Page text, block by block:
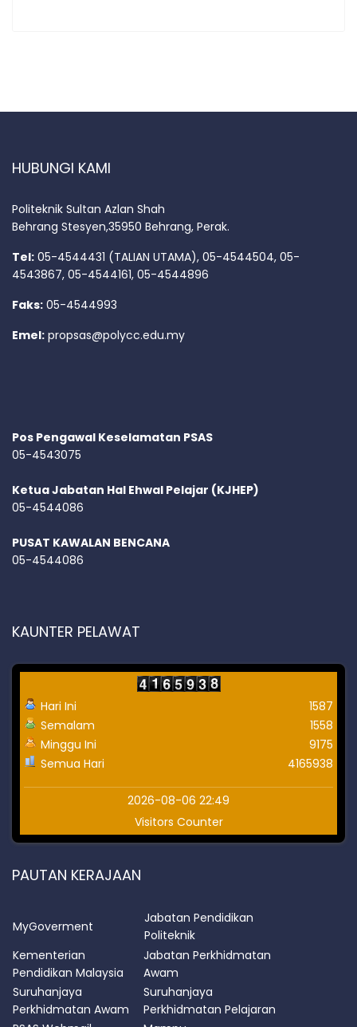
HUBUNGI KAMI
Politeknik Sultan Azlan Shah
Behrang Stesyen,35950 Behrang, Perak.
Tel: 05-4544431 (TALIAN UTAMA), 05-4544504, 05-
4543867, 05-4544161, 05-4544896
Faks: 05-4544993
Emel: propsas@polycc.edu.my
Pos Pengawal Keselamatan PSAS
05-4543075
Ketua Jabatan Hal Ehwal Pelajar (KJHEP)
05-4544086
PUSAT KAWALAN BENCANA
05-4544086
KAUNTER PELAWAT
Hari Ini
Semalam
Minggu Ini
Semua Hari
1587
1558
9175
4165938
2026-08-06 22:49
Visitors Counter
PAUTAN KERAJAAN
MyGoverment
Jabatan Pendidikan
Politeknik
Kementerian
Pendidikan Malaysia
Jabatan Perkhidmatan
Awam
Suruhanjaya
Perkhidmatan Awam
Suruhanjaya
Perkhidmatan Pelajaran